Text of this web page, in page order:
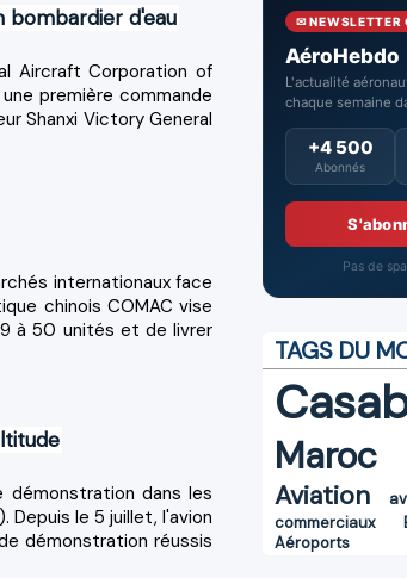
bombardier d'eau
Aircraft Corporation of
première commande
Shanxi Victory General
internationaux face
chinois COMAC vise
à 50 unités et de livrer
démonstration dans les
Depuis le 5 juillet, l'avion
démonstration réussis
✉ NEWSLETTER
AéroHebdo
L'actualité
chaque semaine
+4 500
Abonnés
Pas de
TAGS DU
Maroc
Aviation
commerciaux
Aéroports